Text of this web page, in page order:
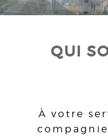
QUI
À votre